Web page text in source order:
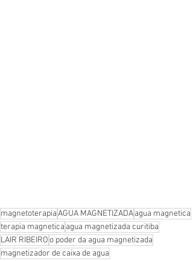
magnetoterapiaAGUA MAGNETIZADAagua magnetica
terapia magnetica agua magnetizada curitiba
LAIR RIBEIROo poder da agua magnetizada
magnetizador de caixa de agua